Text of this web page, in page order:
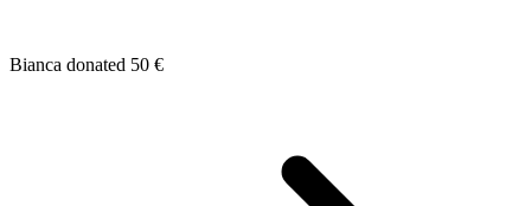
Bianca donated 50 €